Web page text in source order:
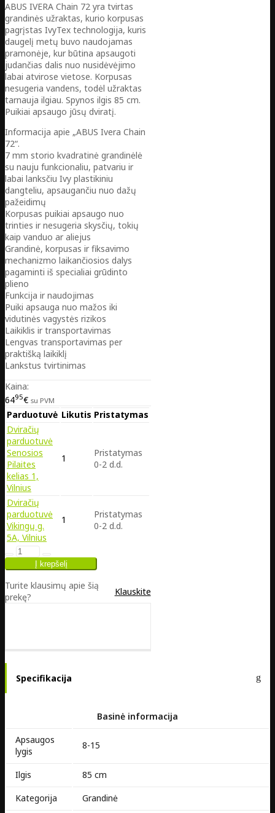
ABUS IVERA Chain 72 yra tvirtas
grandinės užraktas, kurio korpusas
pagrįstas IvyTex technologija, kuris
daugelį metų buvo naudojamas
pramonėje, kur būtina apsaugoti
judančias dalis nuo nusidėvėjimo
labai atvirose vietose. Korpusas
nesugeria vandens, todėl užraktas
tarnauja ilgiau. Spynos ilgis 85 cm.
Puikiai apsaugo jūsų dviratį.
Informacija apie „ABUS Ivera Chain
72“.
7 mm storio kvadratinė grandinėlė
su nauju funkcionaliu, patvariu ir
labai lanksčiu Ivy plastikiniu
dangteliu, apsaugančiu nuo dažų
pažeidimų
Korpusas puikiai apsaugo nuo
trinties ir nesugeria skysčių, tokių
kaip vanduo ar aliejus
Grandinė, korpusas ir fiksavimo
mechanizmo laikančiosios dalys
pagaminti iš specialiai grūdinto
plieno
Funkcija ir naudojimas
Puiki apsauga nuo mažos iki
vidutinės vagystės rizikos
Laikiklis ir transportavimas
Lengvas transportavimas per
praktišką laikiklį
Lankstus tvirtinimas
Kaina:
6495€ su PVM
Parduotuvė Likutis Pristatymas
Dviračių
parduotuvė
Senosios
Pilaites
kelias 1,
Vilnius
1
Pristatymas
0-2 d.d.
Dviračių
parduotuvė
Vikingų g.
5A, Vilnius
1
Pristatymas
0-2 d.d.
Turite klausimų apie šią
prekę?
Klauskite
Specifikacija
Basinė informacija
Apsaugos
lygis
8-15
Ilgis
85 cm
Kategorija
Grandinė